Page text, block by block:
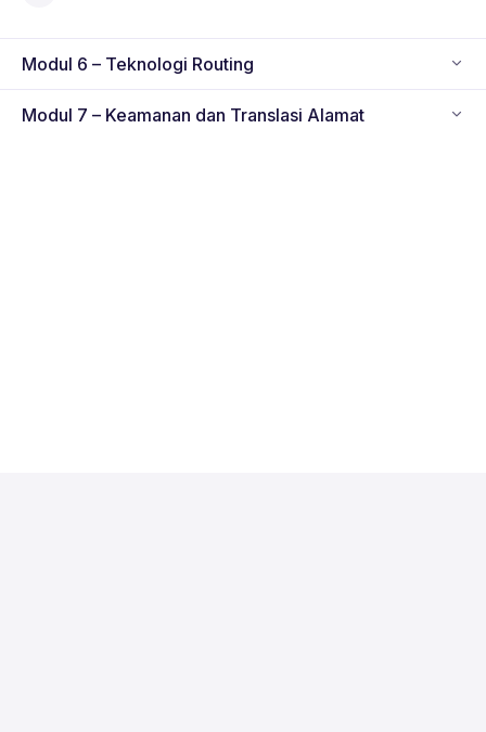
Modul 6 – Teknologi Routing
Modul 7 – Keamanan dan Translasi Alamat